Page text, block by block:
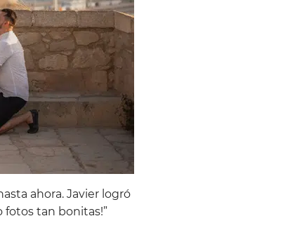
ahora. Javier logró
fotos tan bonitas!”